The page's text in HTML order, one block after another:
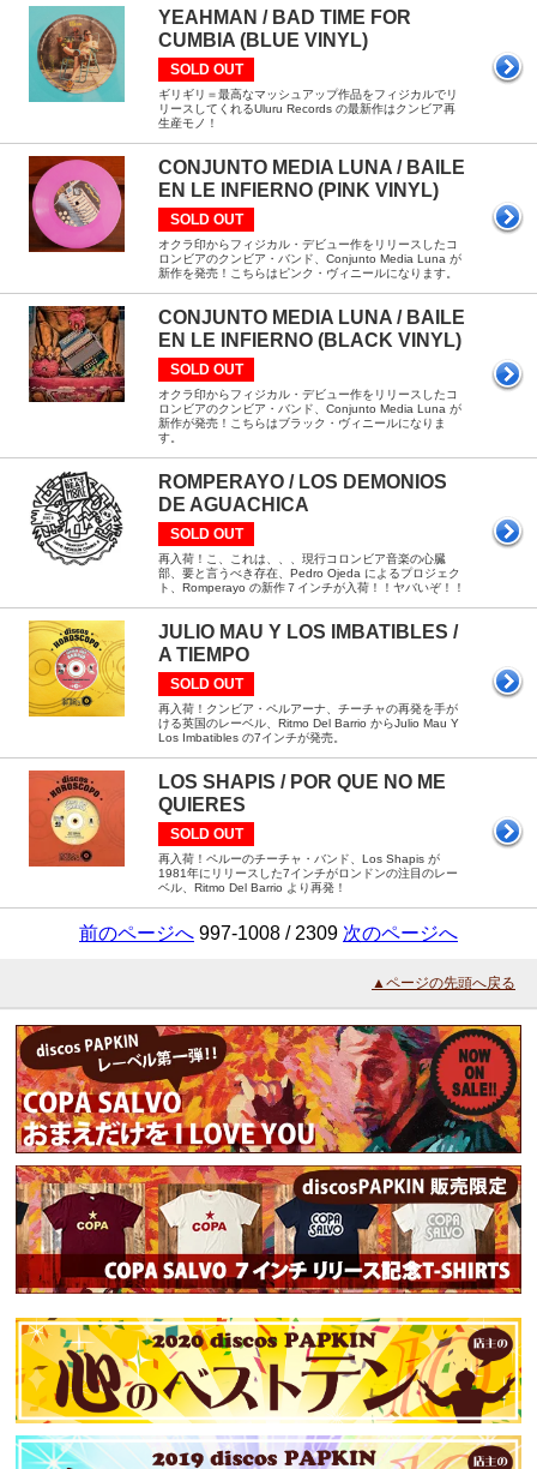
YEAHMAN / BAD TIME FOR
CUMBIA (BLUE VINYL)
SOLD OUT
ギリギリ＝最高なマッシュアップ作品をフィジカルでリ
リースしてくれるUluru Records の最新作はクンビア再
生産モノ！
CONJUNTO MEDIA LUNA / BAILE
EN LE INFIERNO (PINK VINYL)
SOLD OUT
オクラ印からフィジカル・デビュー作をリリースしたコ
ロンビアのクンビア・バンド、Conjunto Media Luna が
新作を発売！こちらはピンク・ヴィニールになります。
CONJUNTO MEDIA LUNA / BAILE
EN LE INFIERNO (BLACK VINYL)
SOLD OUT
オクラ印からフィジカル・デビュー作をリリースしたコ
ロンビアのクンビア・バンド、Conjunto Media Luna が
新作が発売！こちらはブラック・ヴィニールになりま
す。
ROMPERAYO / LOS DEMONIOS
DE AGUACHICA
SOLD OUT
再入荷！こ、これは、、、現行コロンビア音楽の心臓
部、要と言うべき存在、Pedro Ojeda によるプロジェク
ト、Romperayo の新作７インチが入荷！！ヤバいぞ！！
JULIO MAU Y LOS IMBATIBLES /
A TIEMPO
SOLD OUT
再入荷！クンビア・ペルアーナ、チーチャの再発を手が
ける英国のレーベル、Ritmo Del Barrio からJulio Mau Y
Los Imbatibles の7インチが発売。
LOS SHAPIS / POR QUE NO ME
QUIERES
SOLD OUT
再入荷！ペルーのチーチャ・バンド、Los Shapis が
1981年にリリースした7インチがロンドンの注目のレー
ベル、Ritmo Del Barrio より再発！
前のページへ 997-1008 / 2309 次のページへ
▲ページの先頭へ戻る